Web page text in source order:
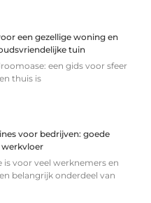
een gezellige woning en
tuin
een gids voor sfeer
thuis is
voor bedrijven: goede
werkvloer
is voor veel werknemers en
belangrijk onderdeel van